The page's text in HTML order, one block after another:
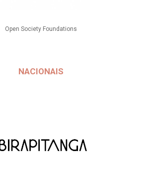
Open Society Foundations
NACIONAIS